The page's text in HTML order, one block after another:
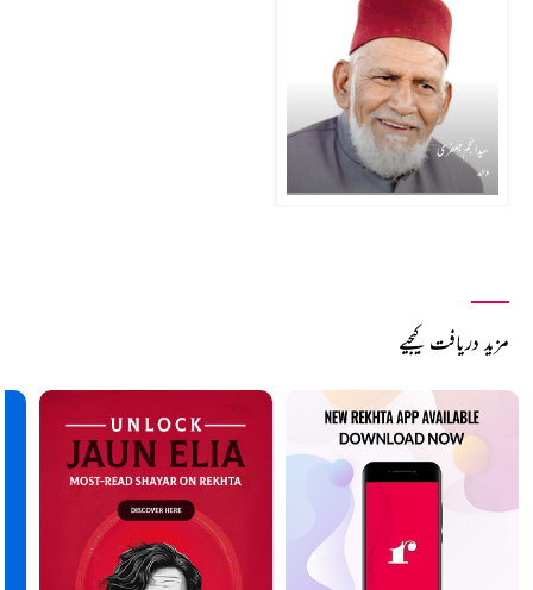
سید انجم جعفری
والد
مزید دریافت کیجیے